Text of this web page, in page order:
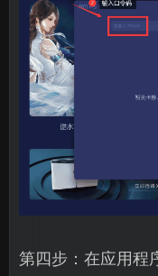
第四步：在应用程